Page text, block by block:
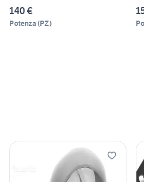
MONSTER
140 €
Potenza (PZ)